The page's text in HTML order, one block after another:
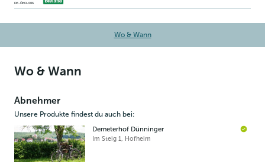
DE-ÖKO-006
Wo & Wann
Wo & Wann
Abnehmer
Unsere Produkte findest du auch bei:
Demeterhof Dünninger
Im Steig 1, Hofheim